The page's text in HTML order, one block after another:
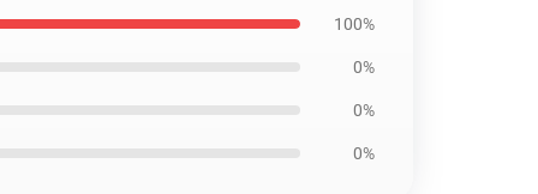
100%
0%
0%
0%